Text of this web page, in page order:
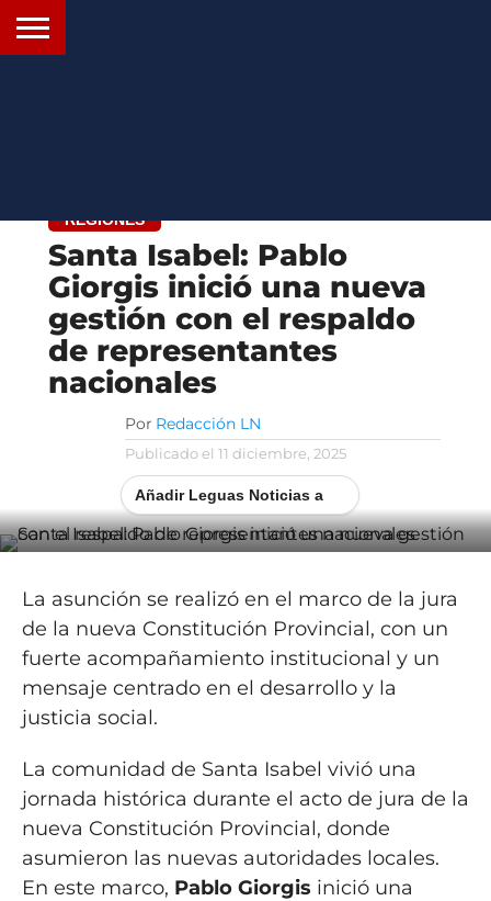
REGIONES
Santa Isabel: Pablo
Giorgis inició una nueva
gestión con el respaldo
de representantes
nacionales
Por Redacción LN
Publicado el 11 diciembre, 2025
Añadir Leguas Noticias a
La asunción se realizó en el marco de la jura
de la nueva Constitución Provincial, con un
fuerte acompañamiento institucional y un
mensaje centrado en el desarrollo y la
justicia social.
La comunidad de Santa Isabel vivió una
jornada histórica durante el acto de jura de la
nueva Constitución Provincial, donde
asumieron las nuevas autoridades locales.
En este marco, Pablo Giorgis inició una